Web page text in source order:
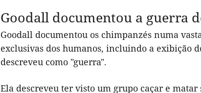
Goodall documentou a guerra
Goodall documentou os chimpanzés numa
exclusivas dos humanos, incluindo a exibição
descreveu como "guerra".
Ela descreveu ter visto um grupo caçar e